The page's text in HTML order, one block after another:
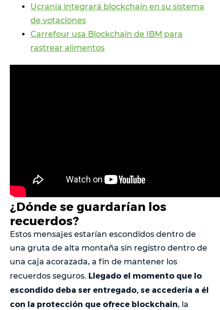
Ucrania integrará blockchain en su sistema
de votaciones
Carrefour usa Blockchain de IBM para
rastrear alimentos
¿Dónde se guardarían los
recuerdos?
Estos mensajes estarían escondidos dentro de
una gruta de alta montaña sin registro dentro de
una caja acorazada, a fin de mantener los
recuerdos seguros. Llegado el momento que lo
escondido deba ser entregado, se accedería a él
con la protección que ofrece blockchain, la